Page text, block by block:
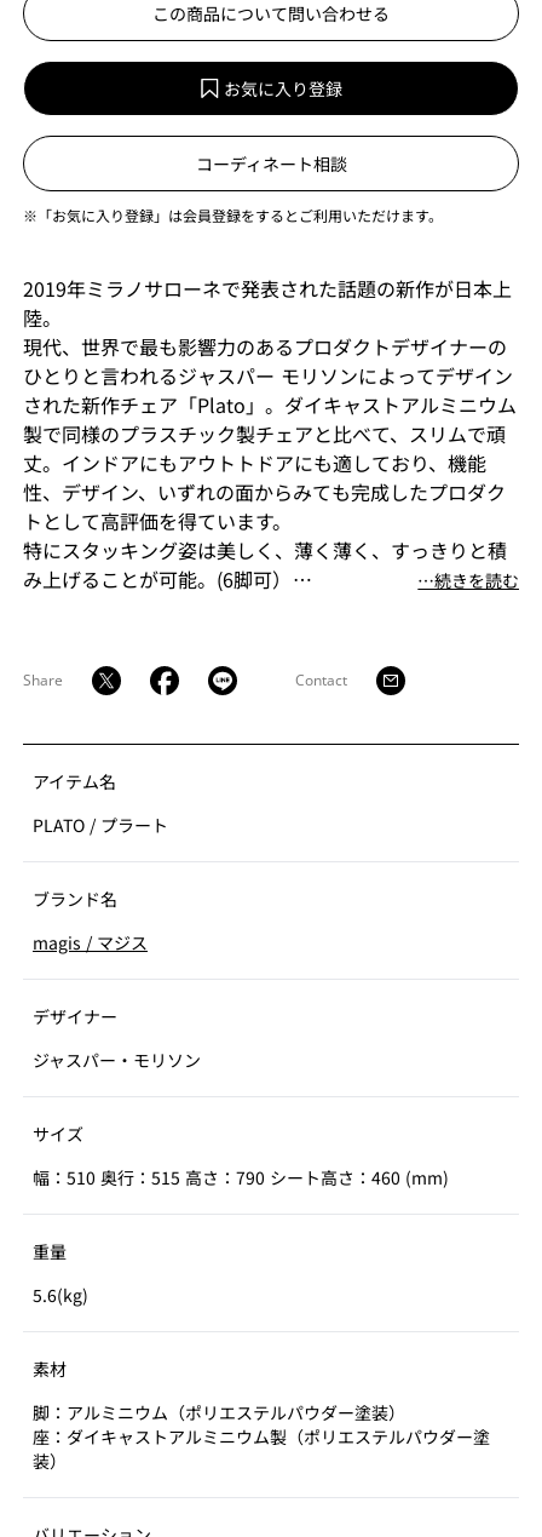
この商品について問い合わせる
お気に入り登録
コーディネート相談
※「お気に入り登録」は会員登録をするとご利用いただけます。
2019年ミラノサローネで発表された話題の新作が日本上
陸。
現代、世界で最も影響力のあるプロダクトデザイナーの
ひとりと言われるジャスパー モリソンによってデザイン
された新作チェア「Plato」。ダイキャストアルミニウム
製で同様のプラスチック製チェアと比べて、スリムで頑
丈。インドアにもアウトトドアにも適しており、機能
性、デザイン、いずれの面からみても完成したプロダク
トとして高評価を得ています。
特にスタッキング姿は美しく、薄く薄く、すっきりと積
み上げることが可能。(6脚可）
想、それゆえ、祖流となる古代ギリシャの偉大な哲学者
Platoに由来して名付けられました。
⋯続きを読む
Share Contact
アイテム名
PLATO / プラート
ブランド名
magis / マジス
デザイナー
ジャスパー・モリソン
サイズ
幅：510 奥行：515 高さ：790 シート高さ：460 (mm)
重量
5.6(kg)
素材
脚：アルミニウム（ポリエステルパウダー塗装）
座：ダイキャストアルミニウム製（ポリエステルパウダー塗
装）